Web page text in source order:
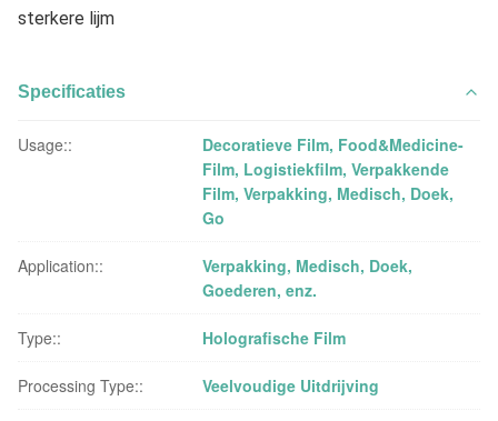
sterkere lijm
Specificaties
Usage::
Decoratieve Film, Food&Medicine-
Film, Logistiekfilm, Verpakkende
Film, Verpakking, Medisch, Doek,
Go
Application::
Verpakking, Medisch, Doek,
Goederen, enz.
Type:: Holografische Film
Processing Type:: Veelvoudige Uitdrijving